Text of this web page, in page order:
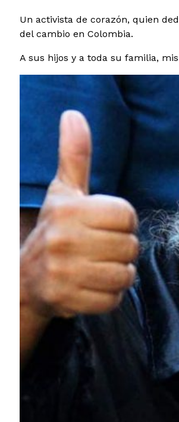
Un activista de corazón, quien
del cambio en Colombia.
A sus hijos y a toda su familia,